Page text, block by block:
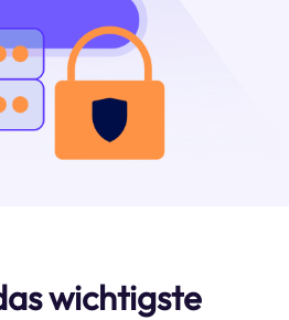
wichtigste